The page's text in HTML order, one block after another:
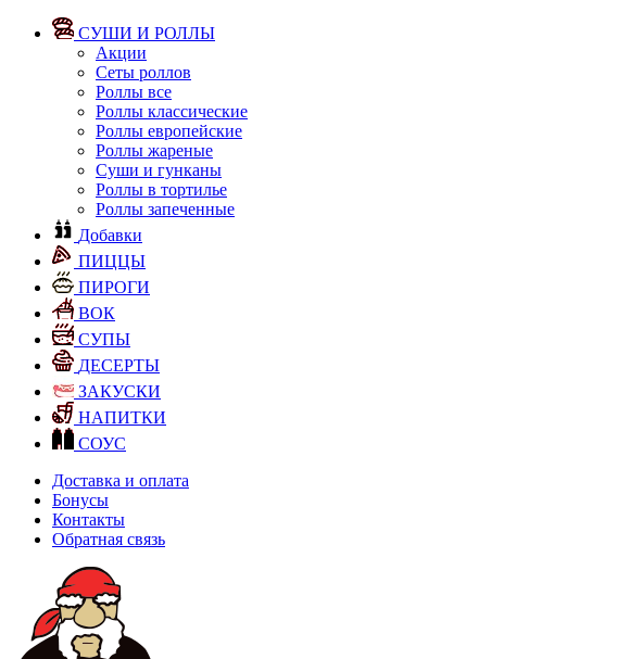
СУШИ И РОЛЛЫ
Акции
Сеты роллов
Роллы все
Роллы классические
Роллы европейские
Роллы жареные
Суши и гунканы
Роллы в тортилье
Роллы запеченные
Добавки
ПИЦЦЫ
ПИРОГИ
ВОК
СУПЫ
ДЕСЕРТЫ
ЗАКУСКИ
НАПИТКИ
СОУС
Доставка и оплата
Бонусы
Контакты
Обратная связь